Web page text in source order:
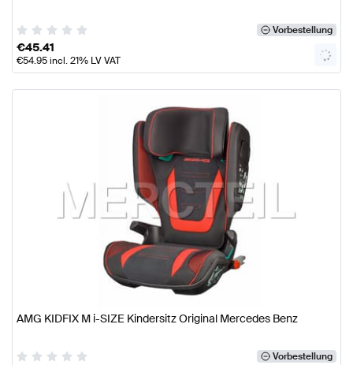
Vorbestellung
€45.41
€54.95incl. 21% LV VAT
AMG KIDFIX M i-SIZE Kindersitz Original Mercedes Benz
Vorbestellung